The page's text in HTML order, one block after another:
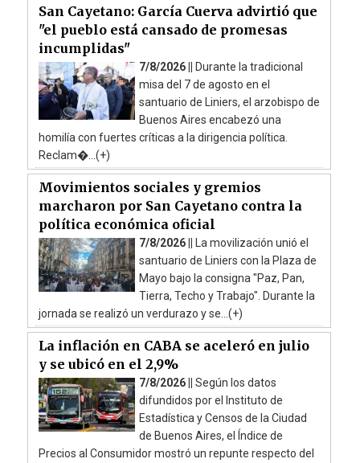
San Cayetano: García Cuerva advirtió que
"el pueblo está cansado de promesas
incumplidas"
7/8/2026 ||
Durante la tradicional
misa del 7 de agosto en el
santuario de Liniers, el arzobispo de
Buenos Aires encabezó una
homilía con fuertes críticas a la dirigencia política.
Reclam�...(+)
Movimientos sociales y gremios
marcharon por San Cayetano contra la
política económica oficial
7/8/2026 ||
La movilización unió el
santuario de Liniers con la Plaza de
Mayo bajo la consigna "Paz, Pan,
Tierra, Techo y Trabajo". Durante la
jornada se realizó un verdurazo y se...(+)
La inflación en CABA se aceleró en julio
y se ubicó en el 2,9%
7/8/2026 || Según los datos
difundidos por el Instituto de
Estadística y Censos de la Ciudad
de Buenos Aires, el Índice de
Precios al Consumidor mostró un repunte respecto del